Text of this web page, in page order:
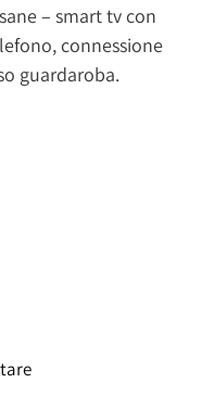
– smart tv con
connessione
guardaroba.